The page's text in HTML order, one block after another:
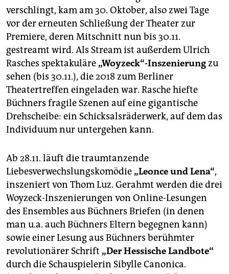
verschlingt, kam am 30. Oktober, also zwei Tage
vor der erneuten Schließung der Theater zur
Premiere, deren Mitschnitt nun bis 30.11.
gestreamt wird. Als Stream ist außerdem Ulrich
Rasches spektakuläre „Woyzeck“-Inszenierungzu
sehen (bis 30.11.), die 2018 zum Berliner
Theatertreffen eingeladen war. Rasche hiefte
Büchners fragile Szenen auf eine gigantische
Drehscheibe: ein Schicksalsräderwerk, auf dem das
Individuum nur untergehen kann.
Ab 28.11. läuft die traumtanzende
Liebesverwechslungskomödie „Leonce und Lena“,
inszeniert von Thom Luz. Gerahmt werden die drei
Woyzeck-Inszenierungen von Online-Lesungen
des Ensembles aus Büchners Briefen (in denen
man u.a. auch Büchners Eltern begegnen kann)
sowie einer Lesung aus Büchners berühmter
revolutionärer Schrift „Der Hessische Landbote“
durch die Schauspielerin Sibylle Canonica.